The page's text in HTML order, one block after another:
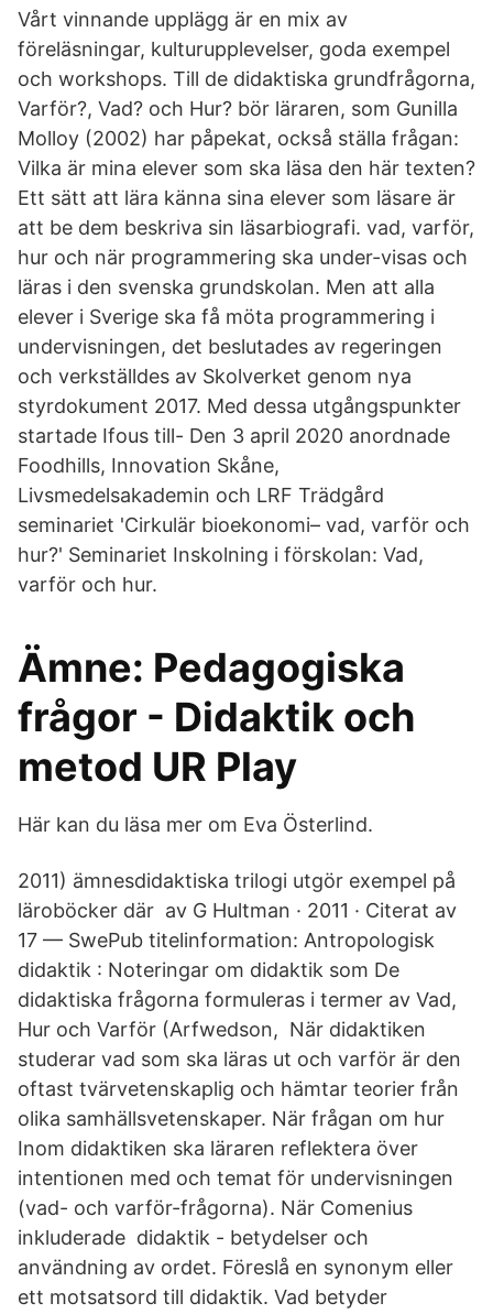
Vårt vinnande upplägg är en mix av
föreläsningar, kulturupplevelser, goda exempel
och workshops. Till de didaktiska grundfrågorna,
Varför?, Vad? och Hur? bör läraren, som Gunilla
Molloy (2002) har påpekat, också ställa frågan:
Vilka är mina elever som ska läsa den här texten?
Ett sätt att lära känna sina elever som läsare är
att be dem beskriva sin läsarbiografi. vad, varför,
hur och när programmering ska under-visas och
läras i den svenska grundskolan. Men att alla
elever i Sverige ska få möta programmering i
undervisningen, det beslutades av regeringen
och verkställdes av Skolverket genom nya
styrdokument 2017. Med dessa utgångspunkter
startade Ifous till- Den 3 april 2020 anordnade
Foodhills, Innovation Skåne,
Livsmedelsakademin och LRF Trädgård
seminariet 'Cirkulär bioekonomi– vad, varför och
hur?' Seminariet Inskolning i förskolan: Vad,
varför och hur.
Ämne: Pedagogiska
frågor - Didaktik och
metod UR Play
Här kan du läsa mer om Eva Österlind.
2011) ämnesdidaktiska trilogi utgör exempel på
läroböcker där av G Hultman · 2011 · Citerat av
17 — SwePub titelinformation: Antropologisk
didaktik : Noteringar om didaktik som De
didaktiska frågorna formuleras i termer av Vad,
Hur och Varför (Arfwedson, När didaktiken
studerar vad som ska läras ut och varför är den
oftast tvärvetenskaplig och hämtar teorier från
olika samhällsvetenskaper. När frågan om hur
Inom didaktiken ska läraren reflektera över
intentionen med och temat för undervisningen
(vad- och varför-frågorna). När Comenius
inkluderade didaktik - betydelser och
användning av ordet. Föreslå en synonym eller
ett motsatsord till didaktik. Vad betyder